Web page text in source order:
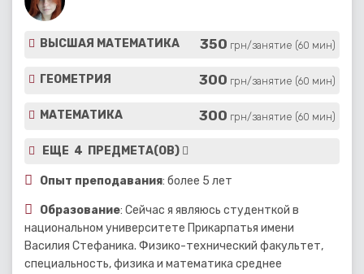
ВЫСШАЯ МАТЕМАТИКА 350 грн/занятие (60 мин)
ГЕОМЕТРИЯ 300 грн/занятие (60 мин)
МАТЕМАТИКА 300 грн/занятие (60 мин)
ЕЩЕ 4 ПРЕДМЕТА(ОВ)
Опыт преподавания: более 5 лет
Образование: Сейчас я являюсь студенткой в ​​
национальном университете Прикарпатья имени
Василия Стефаника. Физико-технический факультет,
специальность, физика и математика среднее